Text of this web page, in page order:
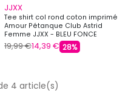
JJXX
Tee shirt col rond coton imprimé
Amour Pétanque Club Astrid
Femme JJXX - BLEU FONCE
19,99 €14,39 € 28%
4 article(s)